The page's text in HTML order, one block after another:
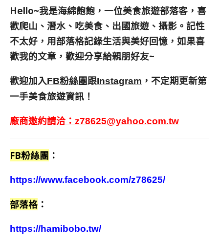
Hello~我是海綿飽飽，一位美食旅遊部落客， 喜
歡爬山、潛水、吃美食、出國旅遊、攝影。 記性
不太好，用部落格記錄生活與美好回憶， 如果喜
歡我的文章，歡迎分享給親朋好友~
歡迎加入FB粉絲團跟Instagram ，不定期更新第
一手美食旅遊資訊！
廠商邀約請洽： z78625@yahoo.com.tw
FB粉絲團 ：
https://www.facebook.com/z78625/
部落格 ：
https://hamibobo.tw/